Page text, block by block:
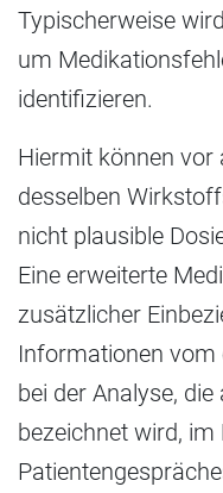
Typischerweise
um
identifizieren.
Hiermit können vor
desselben
nicht plausible
Eine erweiterte
zusätzlicher
Informationen vom
bei der Analyse,
bezeichnet wird, im